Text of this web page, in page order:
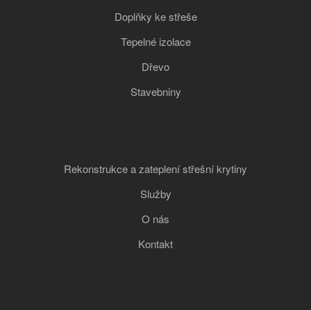
Doplňky ke střeše
Tepelné izolace
Dřevo
Stavebniny
Rekonstrukce a zateplení střešní krytiny
Služby
O nás
Kontakt